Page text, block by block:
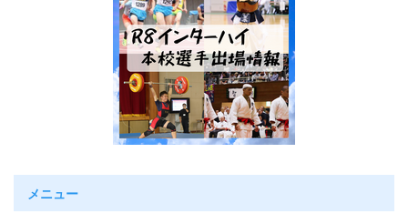
メニュー